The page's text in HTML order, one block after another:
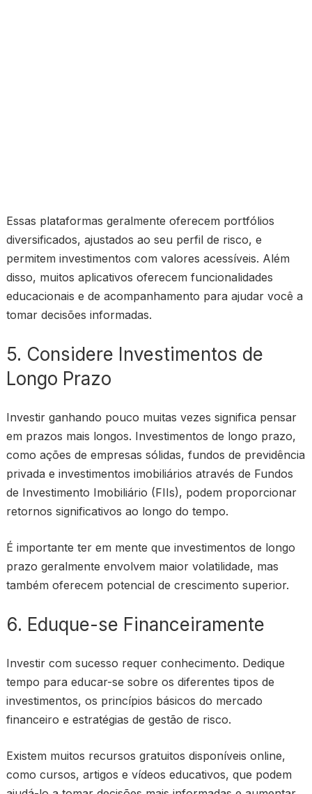
Essas plataformas geralmente oferecem portfólios
diversificados, ajustados ao seu perfil de risco, e
permitem investimentos com valores acessíveis. Além
disso, muitos aplicativos oferecem funcionalidades
educacionais e de acompanhamento para ajudar você a
tomar decisões informadas.
5. Considere Investimentos de
Longo Prazo
Investir ganhando pouco muitas vezes significa pensar
em prazos mais longos. Investimentos de longo prazo,
como ações de empresas sólidas, fundos de previdência
privada e investimentos imobiliários através de Fundos
de Investimento Imobiliário (FIIs), podem proporcionar
retornos significativos ao longo do tempo.
É importante ter em mente que investimentos de longo
prazo geralmente envolvem maior volatilidade, mas
também oferecem potencial de crescimento superior.
6. Eduque-se Financeiramente
Investir com sucesso requer conhecimento. Dedique
tempo para educar-se sobre os diferentes tipos de
investimentos, os princípios básicos do mercado
financeiro e estratégias de gestão de risco.
Existem muitos recursos gratuitos disponíveis online,
como cursos, artigos e vídeos educativos, que podem